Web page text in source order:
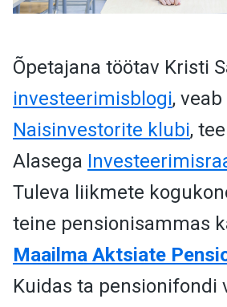
Õpetajana töötav Kristi
investeerimisblogi, veab
Naisinvestorite klubi,
Alasega
Tuleva liikmete
teine pensionisammas
Maailma Aktsiate
Kuidas ta pensionifondi